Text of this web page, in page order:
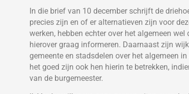
In die brief van 10 december schrijft de
precies zijn en of er alternatieven zijn voor
werken, hebben echter over het algemeen
hierover graag informeren. Daarnaast zijn
gemeente en stadsdelen over het algemeen
het goed zijn ook hen hierin te betrekken,
van de burgemeester.